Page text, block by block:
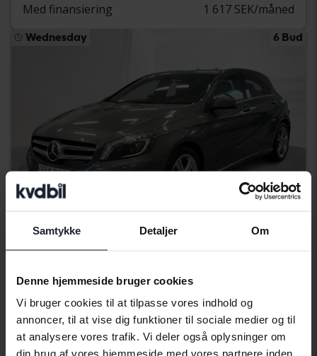
Samtykke Detaljer Om
Denne hjemmeside bruger cookies
Vi bruger cookies til at tilpasse vores indhold og
annoncer, til at vise dig funktioner til sociale medier og til
at analysere vores trafik. Vi deler også oplysninger om
din brug af vores hjemmeside med vores partnere inden
Med finansiering 1 617 SEK/måned
Wednesday 6 Bud
Testet
A 180 CDI 5dr W176
2014
201 330 kilometer
diesel
Bromölla
Førende bud 30 000 SEK